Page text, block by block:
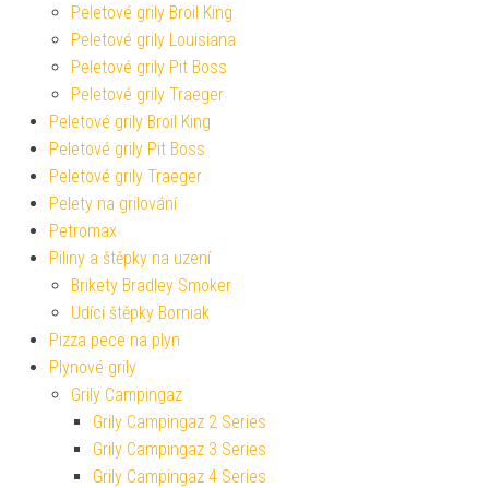
Peletové grily Broil King
Peletové grily Louisiana
Peletové grily Pit Boss
Peletové grily Traeger
Peletové grily Broil King
Peletové grily Pit Boss
Peletové grily Traeger
Pelety na grilování
Petromax
Piliny a štěpky na uzení
Brikety Bradley Smoker
Udící štěpky Borniak
Pizza pece na plyn
Plynové grily
Grily Campingaz
Grily Campingaz 2 Series
Grily Campingaz 3 Series
Grily Campingaz 4 Series